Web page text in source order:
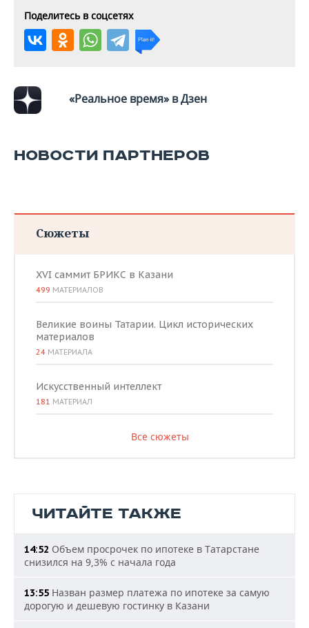
Поделитесь в соцсетях
«Реальное время» в Дзен
НОВОСТИ ПАРТНЕРОВ
Сюжеты
XVI саммит БРИКС в Казани
499 МАТЕРИАЛОВ
Великие воины Татарии. Цикл исторических
материалов
24 МАТЕРИАЛА
Искусственный интеллект
181 МАТЕРИАЛ
Все сюжеты
ЧИТАЙТЕ ТАКЖЕ
14:52 Объем просрочек по ипотеке в Татарстане
снизился на 9,3% с начала года
13:55 Назван размер платежа по ипотеке за самую
дорогую и дешевую гостинку в Казани